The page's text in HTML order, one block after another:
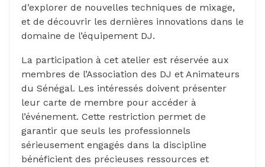
d’explorer de nouvelles techniques de mixage,
et de découvrir les dernières innovations dans le
domaine de l’équipement DJ.
La participation à cet atelier est réservée aux
membres de l’Association des DJ et Animateurs
du Sénégal. Les intéressés doivent présenter
leur carte de membre pour accéder à
l’événement. Cette restriction permet de
garantir que seuls les professionnels
sérieusement engagés dans la discipline
bénéficient des précieuses ressources et